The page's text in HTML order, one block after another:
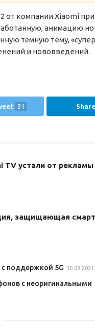
от компании Xiaomi
анимацию
тёмную тему,
и нововведений.
51 Share
устали от рекламы
защищающая
поддержкой 5G 30.08.2021
с неоригинальными